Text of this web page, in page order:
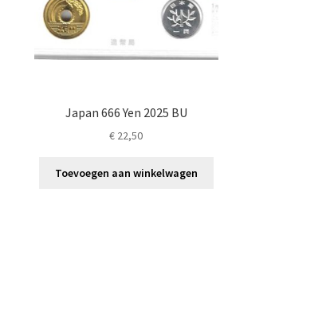
Japan 666 Yen 2025 BU
€ 22,50
Toevoegen aan winkelwagen